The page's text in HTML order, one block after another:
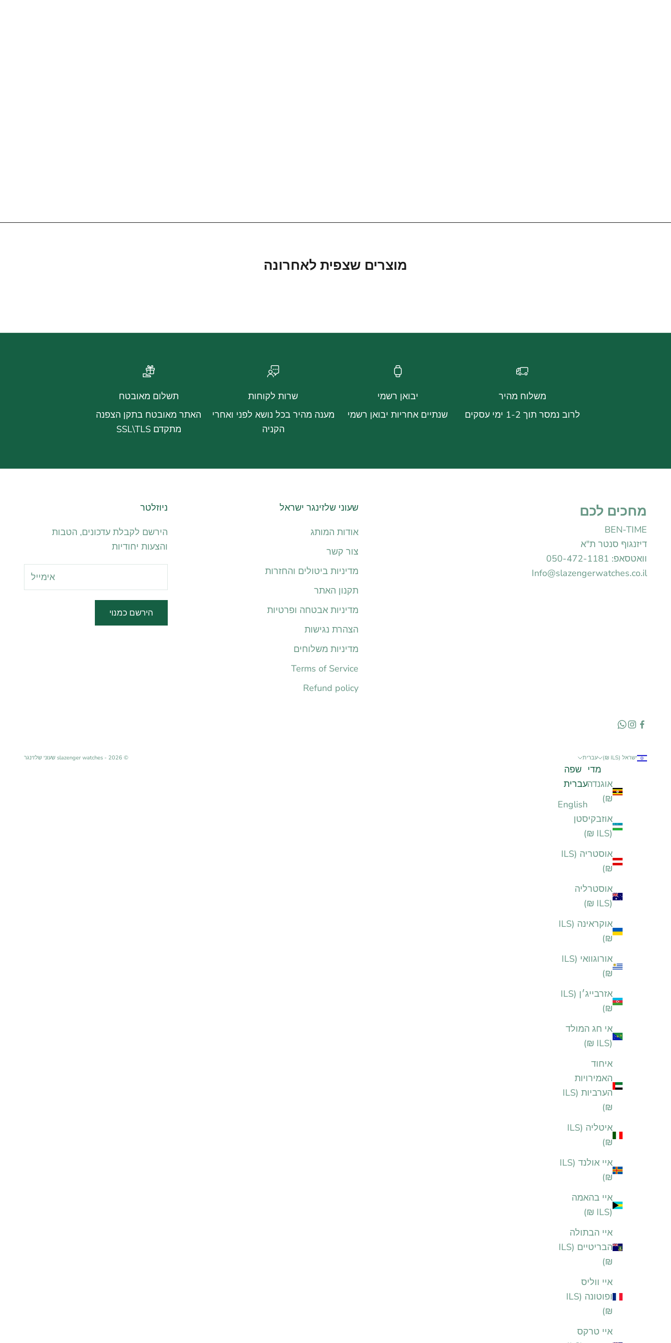
מוצרים שצפית לאחרונה
משלוח מהיר
לרוב נמסר תוך 1-2 ימי עסקים
יבואן רשמי
שנתיים אחריות יבואן רשמי
שרות לקוחות
מענה מהיר בכל נושא לפני ואחרי
הקניה
תשלום מאובטח
האתר מאובטח בתקן הצפנה
מתקדם SSL\TLS
מחכים לכם
BEN-TIME
דיזנגוף סנטר ת"א
וואטסאפ: 050-472-1181
Info@slazengerwatches.co.il
שעוני שלזינגר ישראל
אודות המותג
צור קשר
מדיניות ביטולים והחזרות
תקנון האתר
מדיניות אבטחה ופרטיות
הצהרת נגישות
מדיניות משלוחים
Terms of Service
Refund policy
ניוזלטר
הירשם לקבלת עדכונים, הטבות
והצעות יחודיות
הירשם כמנוי
ישראל (ILS ₪)
מדינה
אוגנדה (ILS
₪)
אוזבקיסטן
(ILS ₪)
אוסטריה (ILS
₪)
אוסטרליה
(ILS ₪)
אוקראינה (ILS
₪)
אורוגוואי (ILS
₪)
אזרבייג׳ן (ILS
₪)
אי חג המולד
(ILS ₪)
איחוד
האמירויות
הערביות (ILS
₪)
איטליה (ILS
₪)
איי אולנד (ILS
₪)
איי בהאמה
(ILS ₪)
איי הבתולה
הבריטיים (ILS
₪)
איי ווליס
ופוטונה (ILS
₪)
איי טרקס
עברית
שפה
עברית
English
© 2026 - slazenger watches שעוני שלזינגר